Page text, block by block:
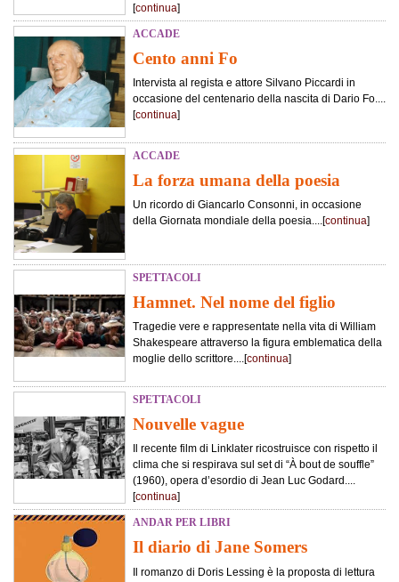
[continua]
ACCADE
Cento anni Fo
Intervista al regista e attore Silvano Piccardi in
occasione del centenario della nascita di Dario Fo....
[continua]
ACCADE
La forza umana della poesia
Un ricordo di Giancarlo Consonni, in occasione
della Giornata mondiale della poesia....[continua]
SPETTACOLI
Hamnet. Nel nome del figlio
Tragedie vere e rappresentate nella vita di William
Shakespeare attraverso la figura emblematica della
moglie dello scrittore....[continua]
SPETTACOLI
Nouvelle vague
Il recente film di Linklater ricostruisce con rispetto il
clima che si respirava sul set di “À bout de souffle”
(1960), opera d’esordio di Jean Luc Godard....
[continua]
ANDAR PER LIBRI
Il diario di Jane Somers
Il romanzo di Doris Lessing è la proposta di lettura